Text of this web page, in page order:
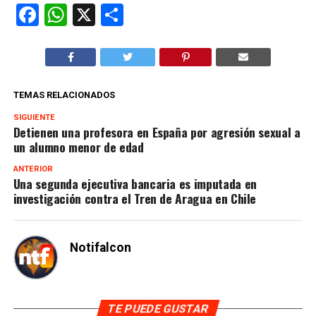
Facebook
WhatsApp
X Compartir
TEMAS RELACIONADOS
SIGUIENTE
Detienen una profesora en España por agresión sexual a
un alumno menor de edad
ANTERIOR
Una segunda ejecutiva bancaria es imputada en
investigación contra el Tren de Aragua en Chile
Notifalcon
TE PUEDE GUSTAR